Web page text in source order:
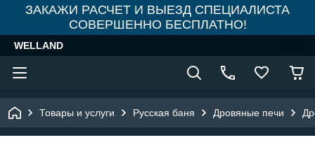
ЗАКАЖИ РАСЧЕТ И ВЫЕЗД СПЕЦИАЛИСТА
СОВЕРШЕННО БЕСПЛАТНО!
WELLAND
Товары и услуги Русская баня Дровяные печи